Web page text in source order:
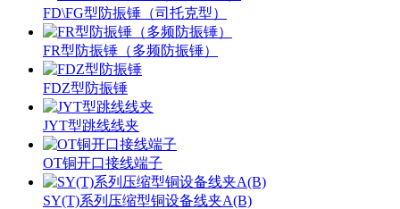
FD\FG型防振锤（司托克型）
FR型防振锤（多频防振锤）
FDZ型防振锤
JYT型跳线线夹
OT铜开口接线端子
SY(T)系列压缩型铜设备线夹A(B)